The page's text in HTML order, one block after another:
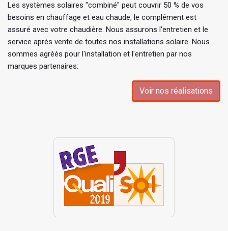
Les systèmes solaires "combiné" peut couvrir 50 % de vos
besoins en chauffage et eau chaude, le complément est
assuré avec votre chaudière. Nous assurons l'entretien et le
service après vente de toutes nos installations solaire. Nous
sommes agréés pour l'installation et l'entretien par nos
marques partenaires:
Voir nos réalisations